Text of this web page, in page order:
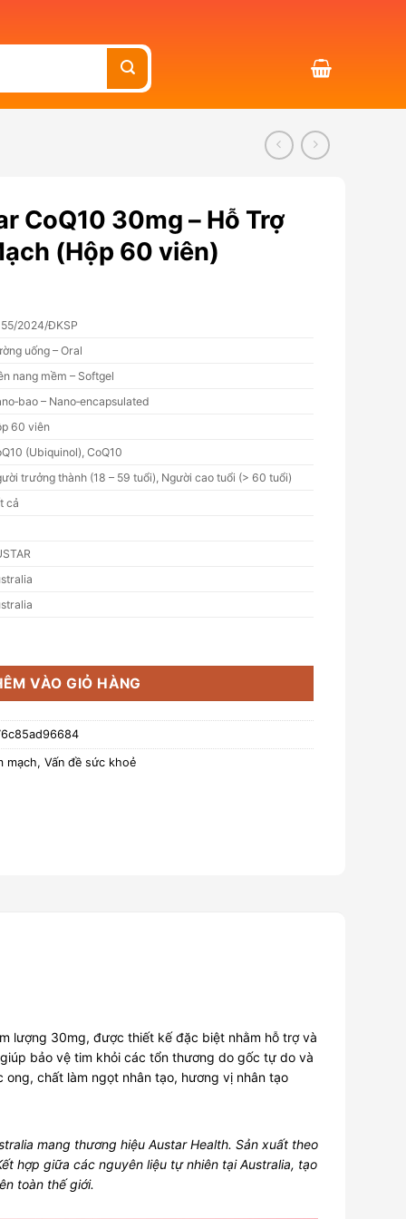
CoQ10 30mg – Hỗ Trợ
(Hộp 60 viên)
2024/ĐKSP
uống – Oral
nang mềm – Softgel
– Nano‑encapsulated
60 viên
(Ubiquinol), CoQ10
trưởng thành (18 – 59 tuổi), Người cao tuổi (> 60 tuổi)
cả
VÀO GIỎ HÀNG
mạch, Vấn đề sức khoẻ
lượng 30mg, được thiết kế đặc biệt nhằm hỗ trợ và
bảo vệ tim khỏi các tổn thương do gốc tự do và
chất làm ngọt nhân tạo, hương vị nhân tạo
mang thương hiệu Austar Health. Sản xuất theo
hợp giữa các nguyên liệu tự nhiên tại Australia, tạo
toàn thế giới.